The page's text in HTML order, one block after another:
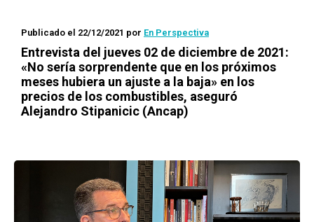
Publicado el 22/12/2021 por En Perspectiva
Entrevista del jueves 02 de diciembre de 2021:
«No sería sorprendente que en los próximos
meses hubiera un ajuste a la baja» en los
precios de los combustibles, aseguró
Alejandro Stipanicic (Ancap)